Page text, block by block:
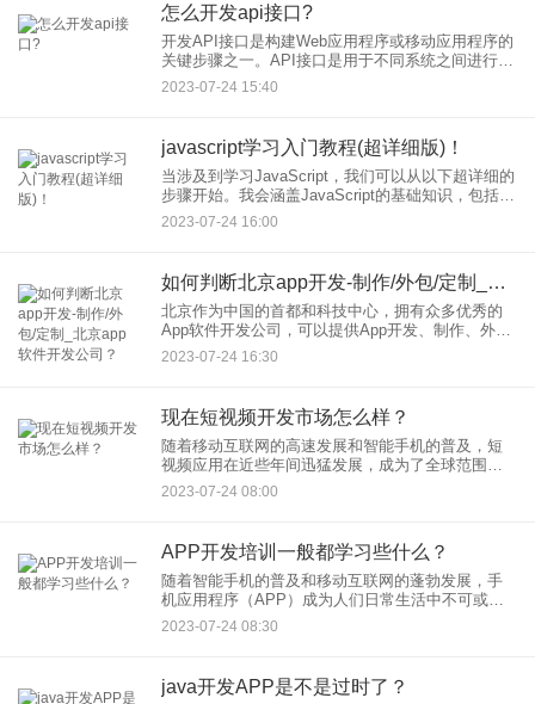
怎么开发api接口?
开发API接口是构建Web应用程序或移动应用程序的
关键步骤之一。API接口是用于不同系统之间进行通
信和数据交换的约定，它定义了数据格式、请求方
法和参数等规则。以下是开发API接口的基本步骤：
2023-07-24 15:40
javascript学习入门教程(超详细版)！
当涉及到学习JavaScript，我们可以从以下超详细的
步骤开始。我会涵盖JavaScript的基础知识，包括语
法、变量、函数、条件语句、循环等。希望这份入
门教程能帮助你开始学习JavaScript编
2023-07-24 16:00
如何判断北京app开发-制作/外包/定制_北京app软件开发公司？
北京作为中国的首都和科技中心，拥有众多优秀的
App软件开发公司，可以提供App开发、制作、外包
和定制服务。以下是找到北京App软件开发公司的途
径：
2023-07-24 16:30
现在短视频开发市场怎么样？
随着移动互联网的高速发展和智能手机的普及，短
视频应用在近些年间迅猛发展，成为了全球范围内
一种风靡的社交媒体形式。在这一激动人心的浪潮
中，短视频开发市场也逐渐形成，吸引着众多企业
2023-07-24 08:00
APP开发培训一般都学习些什么？
随着智能手机的普及和移动互联网的蓬勃发展，手
机应用程序（APP）成为人们日常生活中不可或缺
的一部分。在APP的高需求下，越来越多的人对
APP开发产生了浓厚的兴趣，希望能够掌握相关的
2023-07-24 08:30
java开发APP是不是过时了？